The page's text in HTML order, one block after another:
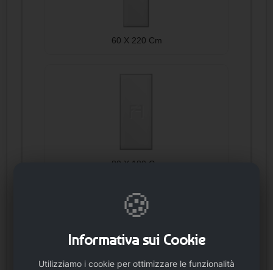
60 X 220 Cm
80 X 180 Cm
🍪
Informativa sui Cookie
Utilizziamo i cookie per ottimizzare le funzionalità